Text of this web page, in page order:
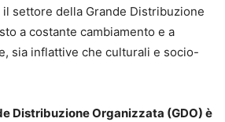
settore della Grande Distribuzione
a costante cambiamento e a
sia inflattive che culturali e socio-
Distribuzione Organizzata (GDO) è